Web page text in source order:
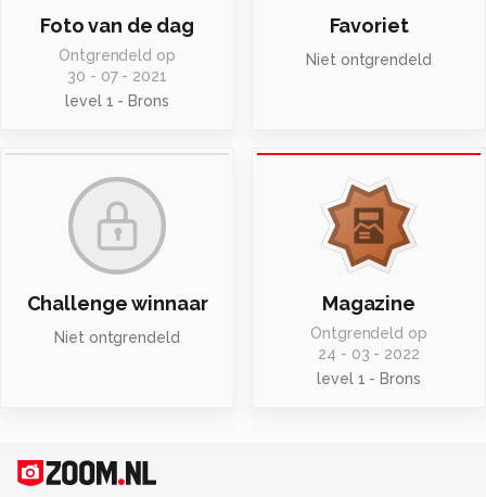
Foto van de dag
Ontgrendeld op
30 - 07 - 2021
level 1 - Brons
Favoriet
Niet ontgrendeld
Challenge winnaar
Niet ontgrendeld
Magazine
Ontgrendeld op
24 - 03 - 2022
level 1 - Brons